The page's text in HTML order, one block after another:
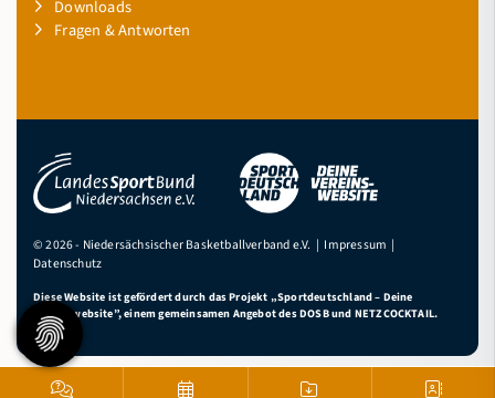
Downloads
Fragen & Antworten
© 2026 - Niedersächsischer Basketballverband e.V. | Impressum |
Datenschutz
Diese Website ist gefördert durch das Projekt „Sportdeutschland – Deine
Vereinswebsite”, einem gemeinsamen Angebot des DOSB und NETZCOCKTAIL.